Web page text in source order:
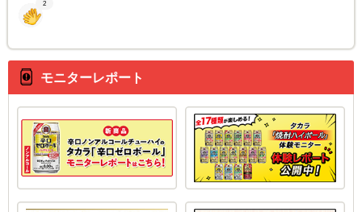
2
モニターレポート